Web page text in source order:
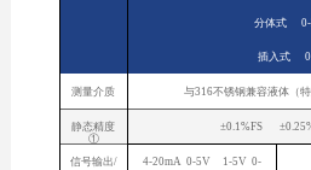
分体式 0-
插入式
测量介质 与316不锈钢兼容液体（
静态精度
①
±0.1%FS
信号输出/ 4-20mA 0-5V 1-5V 0-